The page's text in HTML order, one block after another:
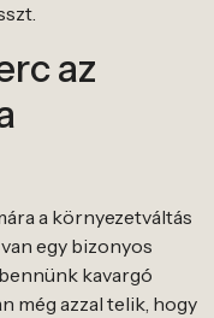
az
a környezetváltás
egy bizonyos
kavargó
még azzal telik, hogy